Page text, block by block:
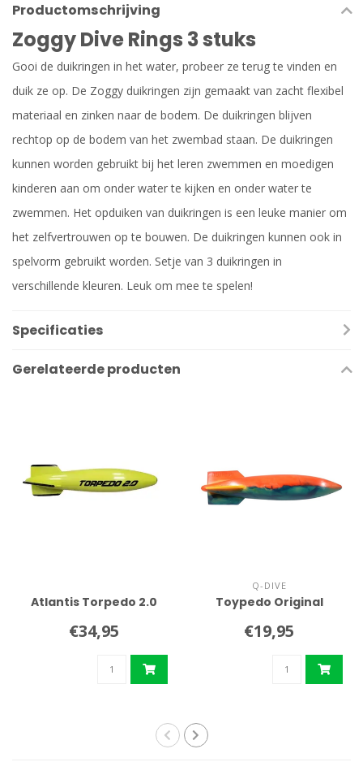
Productomschrijving
Zoggy Dive Rings 3 stuks
Gooi de duikringen in het water, probeer ze terug te vinden en
duik ze op. De Zoggy duikringen zijn gemaakt van zacht flexibel
materiaal en zinken naar de bodem. De duikringen blijven
rechtop op de bodem van het zwembad staan. De duikringen
kunnen worden gebruikt bij het leren zwemmen en moedigen
kinderen aan om onder water te kijken en onder water te
zwemmen. Het opduiken van duikringen is een leuke manier om
het zelfvertrouwen op te bouwen. De duikringen kunnen ook in
spelvorm gebruikt worden. Setje van 3 duikringen in
verschillende kleuren. Leuk om mee te spelen!
Specificaties
Gerelateerde producten
Atlantis Torpedo 2.0
€34,95
Q-DIVE
Toypedo Original
€19,95